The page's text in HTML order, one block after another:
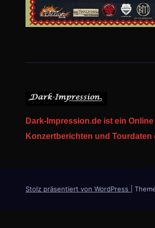
Dark-Impression.de ist ein
Konzertberichten und Tourdaten
Stolz präsentiert von WordPress